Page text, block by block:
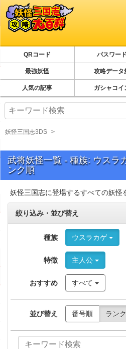
QRコード パスワード
最強妖怪 攻略データ
人気の記事 ガシャコイ
妖怪三国志3DS
武将妖怪一覧 - 種族: ウスラ
ンク順
妖怪三国志に登場するすべての妖怪
絞り込み・並び替え
種族 ウスラカゲ
特徴 主人公
おすすめ すべて
並び替え 番号順 ランク